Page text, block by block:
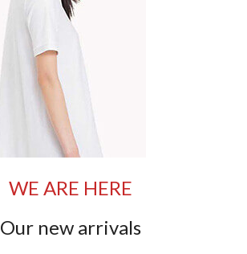
WE ARE HERE
Our new arrivals